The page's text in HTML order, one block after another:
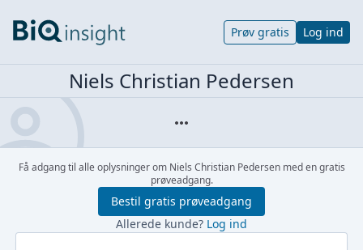
Prøv gratis Log ind
Niels Christian Pedersen
Få adgang til alle oplysninger om Niels Christian Pedersen med en gratis
prøveadgang.
Bestil gratis prøveadgang
Allerede kunde? Log ind